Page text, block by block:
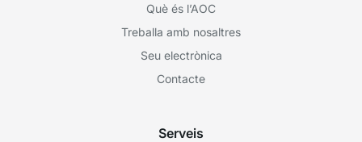
Què és l’AOC
Treballa amb nosaltres
Seu electrònica
Contacte
Serveis